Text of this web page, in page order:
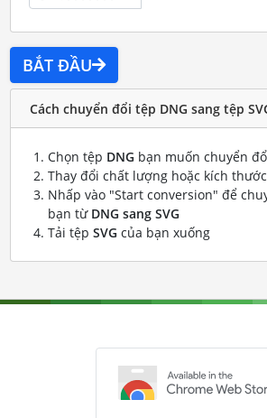
BẮT ĐẦU
Cách chuyển đổi tệp DNG sang tệp
Chọn tệp DNG bạn muốn chuyển
Thay đổi chất lượng hoặc kích
Nhấp vào "Start conversion" để
bạn từ DNG sang SVG
Tải tệp SVG của bạn xuống